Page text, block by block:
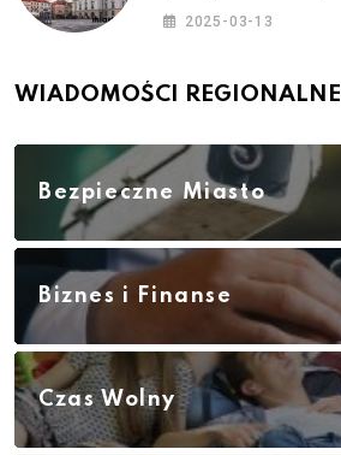
rodzinne atrakcje
2025-03-13
WIADOMOŚCI REGIONALNE
Bezpieczne Miasto
Biznes i Finanse
Czas Wolny